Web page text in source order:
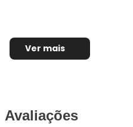
Ver mais
Avaliações